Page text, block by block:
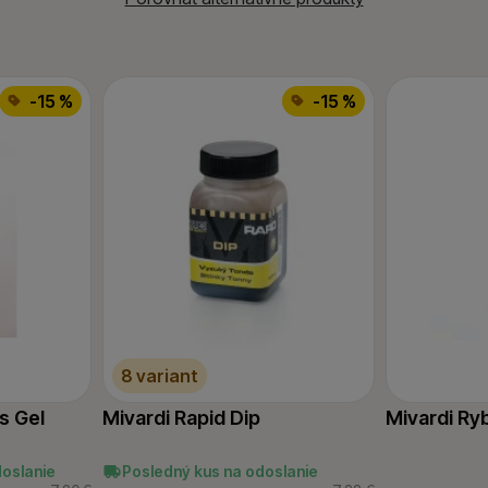
-15 %
8 variant
Mivardi Rapid Dip
Posledný kus na odoslanie
Mivardi
-15 %
Gel